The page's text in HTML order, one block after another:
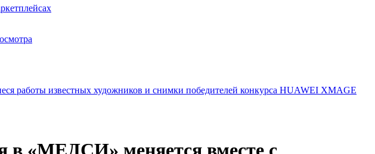
работы известных художников и снимки победителей конкурса HUAWEI XMAGE